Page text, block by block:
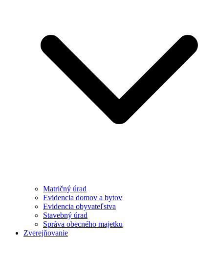
Matričný úrad
Evidencia domov a bytov
Evidencia obyvateľstva
Stavebný úrad
Správa obecného majetku
Zverejňovanie